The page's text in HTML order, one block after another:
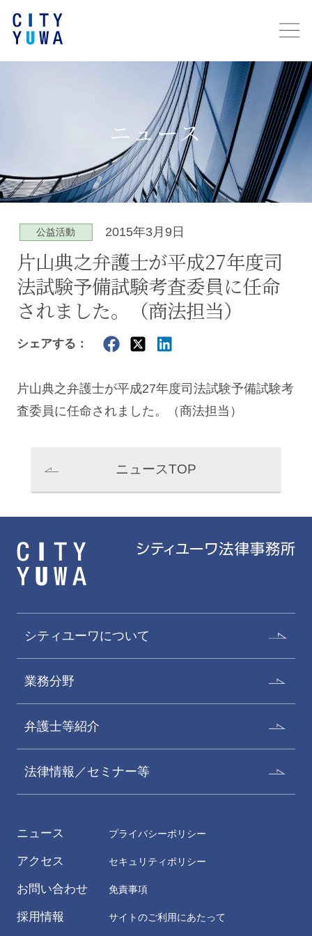
ニュース
公益活動 2015年3月9日
片山典之弁護士が平成27年度司
法試験予備試験考査委員に任命
されました。（商法担当）
シェアする：
片山典之弁護士が平成27年度司法試験予備試験考
査委員に任命されました。（商法担当）
ニュースTOP
シティユーワについて
業務分野
弁護士等紹介
法律情報／セミナー等
ニュース
アクセス
お問い合わせ
採用情報
プライバシーポリシー
セキュリティポリシー
免責事項
サイトのご利用にあたって